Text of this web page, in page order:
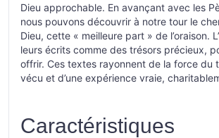
Dieu approchable. En avançant avec les
nous pouvons découvrir à notre tour le
Dieu, cette « meilleure part » de l’oraison.
leurs écrits comme des trésors précieux,
offrir. Ces textes rayonnent de la force du
vécu et d’une expérience vraie,
Caractéristiques